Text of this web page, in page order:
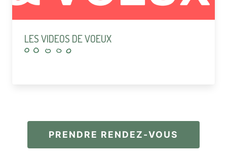
LES VIDEOS DE VOEUX
PRENDRE RENDEZ-VOUS